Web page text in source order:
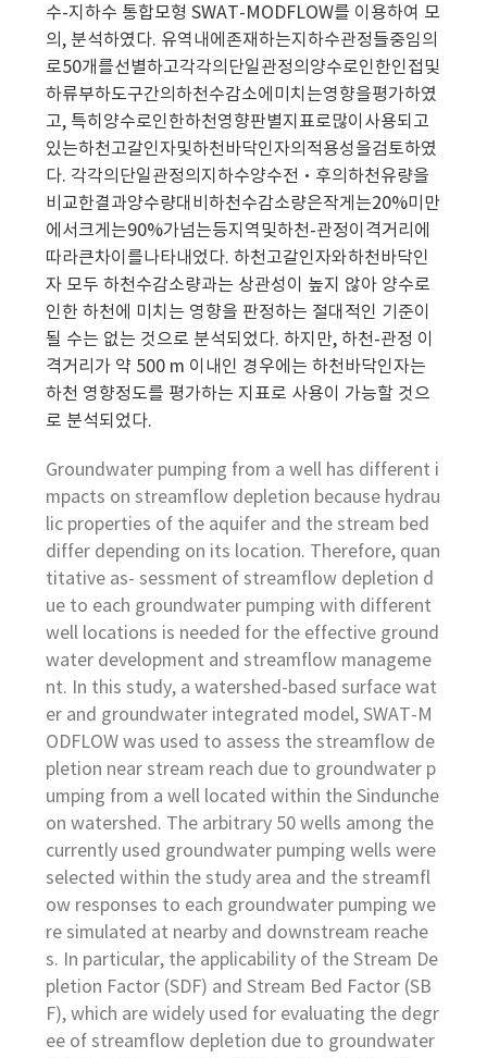
수-지하수 통합모형 SWAT-MODFLOW를 이용하여 모
의, 분석하였다. 유역내에존재하는지하수관정들중임의
로50개를선별하고각각의단일관정의양수로인한인접및
하류부하도구간의하천수감소에미치는영향을평가하였
고, 특히양수로인한하천영향판별지표로많이사용되고
있는하천고갈인자및하천바닥인자의적용성을검토하였
다. 각각의단일관정의지하수양수전‧후의하천유량을
비교한결과양수량대비하천수감소량은작게는20%미만
에서크게는90%가넘는등지역및하천-관정이격거리에
따라큰차이를나타내었다. 하천고갈인자와하천바닥인
자 모두 하천수감소량과는 상관성이 높지 않아 양수로
인한 하천에 미치는 영향을 판정하는 절대적인 기준이
될 수는 없는 것으로 분석되었다. 하지만, 하천-관정 이
격거리가 약 500 m 이내인 경우에는 하천바닥인자는
하천 영향정도를 평가하는 지표로 사용이 가능할 것으
로 분석되었다.
Groundwater pumping from a well has different i
mpacts on streamflow depletion because hydrau
lic properties of the aquifer and the stream bed
differ depending on its location. Therefore, quan
titative as- sessment of streamflow depletion d
ue to each groundwater pumping with different
well locations is needed for the effective ground
water development and streamflow manageme
nt. In this study, a watershed-based surface wat
er and groundwater integrated model, SWAT-M
ODFLOW was used to assess the streamflow de
pletion near stream reach due to groundwater p
umping from a well located within the Sindunche
on watershed. The arbitrary 50 wells among the
currently used groundwater pumping wells were
selected within the study area and the streamfl
ow responses to each groundwater pumping we
re simulated at nearby and downstream reache
s. In particular, the applicability of the Stream De
pletion Factor (SDF) and Stream Bed Factor (SB
F), which are widely used for evaluating the degr
ee of streamflow depletion due to groundwater